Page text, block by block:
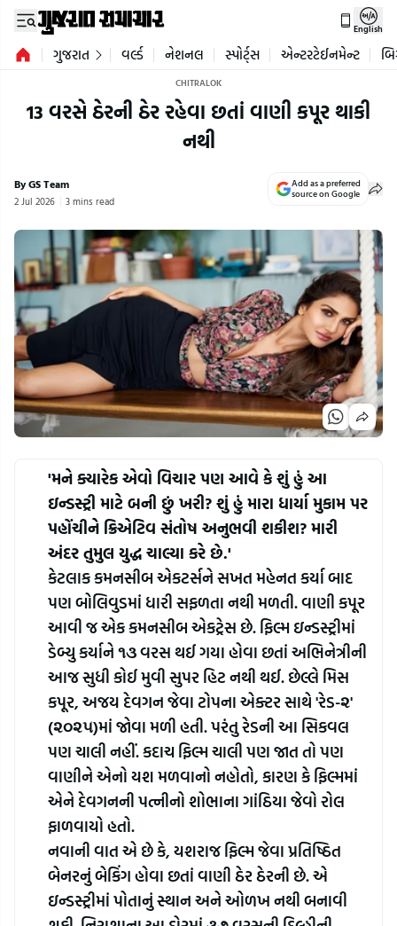
English
ગુજરાત વર્લ્ડ નેશનલ સ્પોર્ટ્સ એન્ટરટેઈનમેન્ટ
CHITRALOK
13 વરસે ઠેરની ઠેર રહેવા છતાં વાણી કપૂર થાકી
નથી
By GS Team
2 Jul 2026 3 mins read
Add as a preferred
source on Google
'મને ક્યારેક એવો વિચાર પણ આવે કે શું હું આ
ઇન્ડસ્ટ્રી માટે બની છું ખરી? શું હું મારા ધાર્યા મુકામ પર
પહોંચીને ક્રિએટિવ સંતોષ અનુભવી શકીશ? મારી
અંદર તુમુલ યુદ્ધ ચાલ્યા કરે છે.'
કેટલાક કમનસીબ એકટર્સને સખત મહેનત કર્યા બાદ
પણ બોલિવુડમાં ધારી સફળતા નથી મળતી. વાણી કપૂર
આવી જ એક કમનસીબ એકટ્રેસ છે. ફિલ્મ ઇન્ડસ્ટ્રીમાં
ડેબ્યુ કર્યાને ૧૩ વરસ થઈ ગયા હોવા છતાં અભિનેત્રીની
આજ સુધી કોઈ મુવી સુપર હિટ નથી થઈ. છેલ્લે મિસ
કપૂર, અજય દેવગન જેવા ટોપના એક્ટર સાથે 'રેડ-૨'
(૨૦૨૫)માં જોવા મળી હતી. પરંતુ રેડની આ સિકવલ
પણ ચાલી નહીં. કદાચ ફિલ્મ ચાલી પણ જાત તો પણ
વાણીને એનો યશ મળવાનો નહોતો, કારણ કે ફિલ્મમાં
એને દેવગનની પત્નીનો શોભાના ગાંઠિયા જેવો રોલ
ફાળવાયો હતો.
નવાની વાત એ છે કે, યશરાજ ફિલ્મ જેવા પ્રતિષ્ઠિત
બેનરનું બેકિંગ હોવા છતાં વાણી ઠેર ઠેરની છે. એ
ઇન્ડસ્ટ્રીમાં પોતાનું સ્થાન અને ઓળખ નથી બનાવી